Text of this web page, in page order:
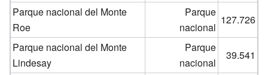
Parque nacional del Monte
Roe
Parque
nacional
127.726
Parque nacional del Monte
Lindesay
Parque
nacional
39.541